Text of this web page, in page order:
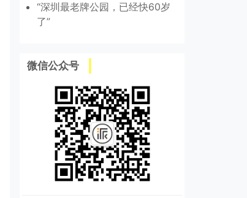
“深圳最老牌公园，已经快60岁
了”
微信公众号